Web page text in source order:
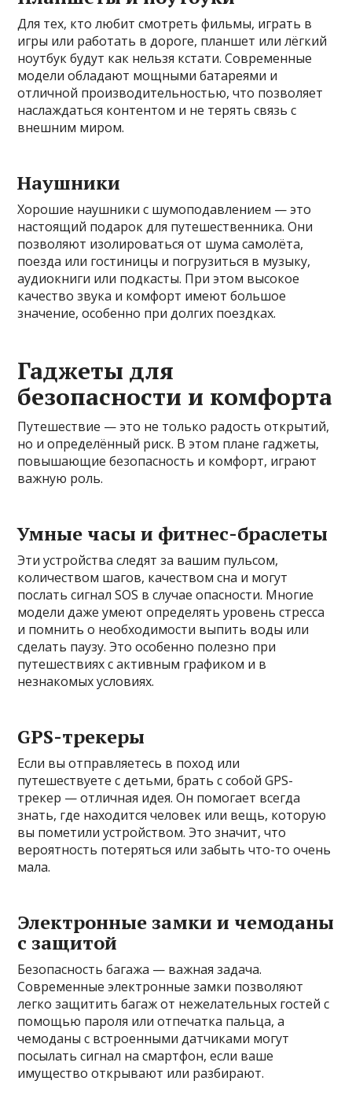
Для тех, кто любит смотреть фильмы, играть в
игры или работать в дороге, планшет или лёгкий
ноутбук будут как нельзя кстати. Современные
модели обладают мощными батареями и
отличной производительностью, что позволяет
наслаждаться контентом и не терять связь с
внешним миром.
Наушники
Хорошие наушники с шумоподавлением — это
настоящий подарок для путешественника. Они
позволяют изолироваться от шума самолёта,
поезда или гостиницы и погрузиться в музыку,
аудиокниги или подкасты. При этом высокое
качество звука и комфорт имеют большое
значение, особенно при долгих поездках.
Гаджеты для
безопасности и комфорта
Путешествие — это не только радость открытий,
но и определённый риск. В этом плане гаджеты,
повышающие безопасность и комфорт, играют
важную роль.
Умные часы и фитнес-браслеты
Эти устройства следят за вашим пульсом,
количеством шагов, качеством сна и могут
послать сигнал SOS в случае опасности. Многие
модели даже умеют определять уровень стресса
и помнить о необходимости выпить воды или
сделать паузу. Это особенно полезно при
путешествиях с активным графиком и в
незнакомых условиях.
GPS-трекеры
Если вы отправляетесь в поход или
путешествуете с детьми, брать с собой GPS-
трекер — отличная идея. Он помогает всегда
знать, где находится человек или вещь, которую
вы пометили устройством. Это значит, что
вероятность потеряться или забыть что-то очень
мала.
Электронные замки и чемоданы
с защитой
Безопасность багажа — важная задача.
Современные электронные замки позволяют
легко защитить багаж от нежелательных гостей с
помощью пароля или отпечатка пальца, а
чемоданы с встроенными датчиками могут
посылать сигнал на смартфон, если ваше
имущество открывают или разбирают.